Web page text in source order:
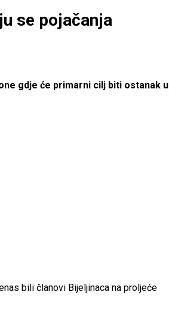
se pojačanja
gdje će primarni cilj biti ostanak u
bili članovi Bijeljinaca na proljeće